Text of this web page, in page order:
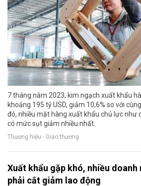
7 tháng năm 2023, kim ngạch xuất khẩu
khoảng 195 tỷ USD, giảm 10,6% so với
đó, nhiều mặt hàng xuất khẩu chủ lực như
có mức sụt giảm nhiều nhất.
Thương hiệu - Giao thương
Xuất khẩu gặp khó, nhiều doanh
phải cắt giảm lao động